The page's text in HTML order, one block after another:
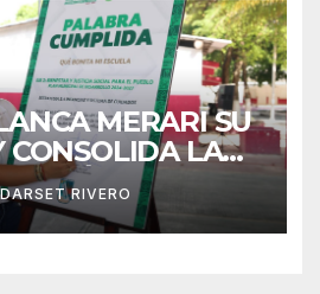
MERARI SU
CONSOLIDA LA
DE LOS
EN
DARSET RIVERO